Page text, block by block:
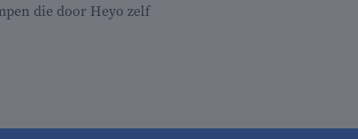
die door Heyo zelf